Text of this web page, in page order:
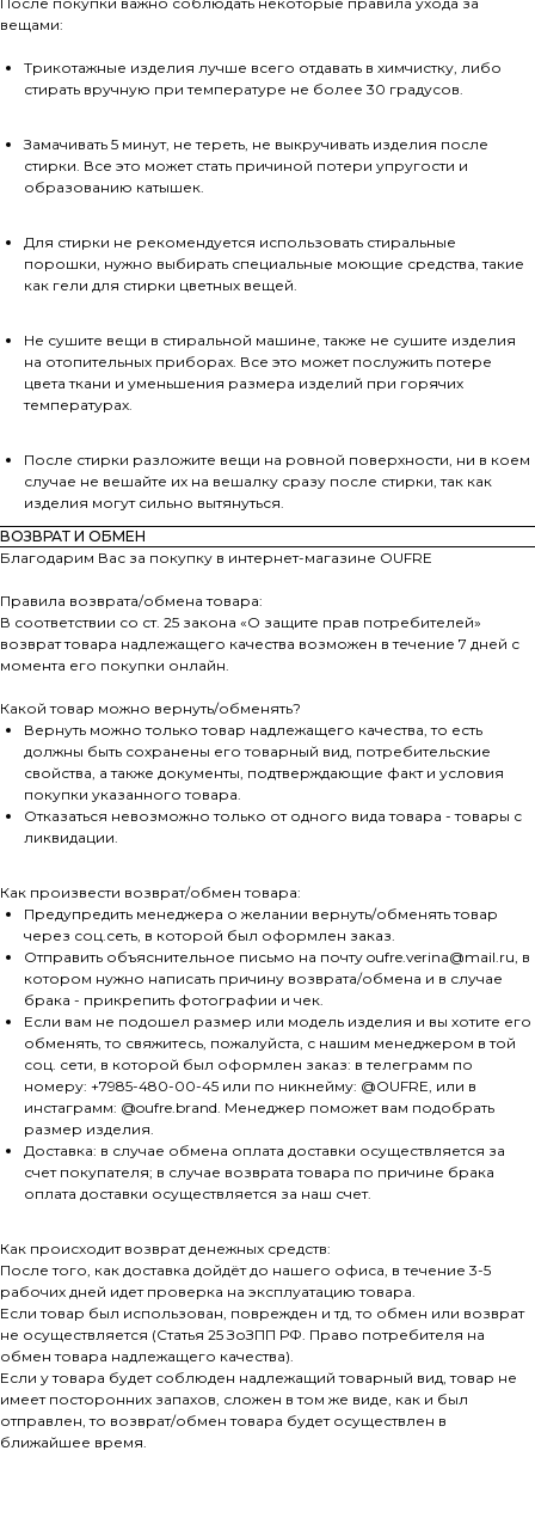
вещами:
Трикотажные изделия лучше всего отдавать в химчистку, либо
стирать вручную при температуре не более 30 градусов.
Замачивать 5 минут, не тереть, не выкручивать изделия после
стирки. Все это может стать причиной потери упругости и
образованию катышек.
Для стирки не рекомендуется использовать стиральные
порошки, нужно выбирать специальные моющие средства, такие
как гели для стирки цветных вещей.
Не сушите вещи в стиральной машине, также не сушите изделия
на отопительных приборах. Все это может послужить потере
цвета ткани и уменьшения размера изделий при горячих
температурах.
После стирки разложите вещи на ровной поверхности, ни в коем
случае не вешайте их на вешалку сразу после стирки, так как
изделия могут сильно вытянуться.
ВОЗВРАТ И ОБМЕН
Благодарим Вас за покупку в интернет-магазине OUFRE
Правила возврата/обмена товара:
В соответствии со ст. 25 закона «О защите прав потребителей»
возврат товара надлежащего качества возможен в течение 7 дней с
момента его покупки онлайн.
Какой товар можно вернуть/обменять?
Вернуть можно только товар надлежащего качества, то есть
должны быть сохранены его товарный вид, потребительские
свойства, а также документы, подтверждающие факт и условия
покупки указанного товара.
Отказаться невозможно только от одного вида товара - товары с
ликвидации.
Как произвести возврат/обмен товара:
Предупредить менеджера о желании вернуть/обменять товар
через соц.сеть, в которой был оформлен заказ.
Отправить объяснительное письмо на почту oufre.verina@mail.ru, в
котором нужно написать причину возврата/обмена и в случае
брака - прикрепить фотографии и чек.
Если вам не подошел размер или модель изделия и вы хотите его
обменять, то свяжитесь, пожалуйста, с нашим менеджером в той
соц. сети, в которой был оформлен заказ: в телеграмм по
номеру: +7985-480-00-45 или по никнейму: @OUFRE, или в
инстаграмм: @oufre.brand. Менеджер поможет вам подобрать
размер изделия.
Доставка: в случае обмена оплата доставки осуществляется за
счет покупателя; в случае возврата товара по причине брака
оплата доставки осуществляется за наш счет.
Как происходит возврат денежных средств:
После того, как доставка дойдёт до нашего офиса, в течение 3-5
рабочих дней идет проверка на эксплуатацию товара.
Если товар был использован, поврежден и тд, то обмен или возврат
не осуществляется (Статья 25 ЗоЗПП РФ. Право потребителя на
обмен товара надлежащего качества).
Если у товара будет соблюден надлежащий товарный вид, товар не
имеет посторонних запахов, сложен в том же виде, как и был
отправлен, то возврат/обмен товара будет осуществлен в
ближайшее время.